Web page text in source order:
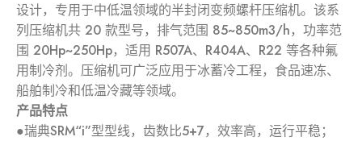
设计，专用于中低温领域的半封闭变频螺杆压缩机。该系
列压缩机共 20 款型号，排气范围 85~850m3/h，功率范
围 20Hp~250Hp，适用 R507A、R404A、R22 等各种氟
用制冷剂。压缩机可广泛应用于冰蓄冷工程，食品速冻、
船舶制冷和低温冷藏等领域。
产品特点
●瑞典SRM“i”型型线，齿数比5+7，效率高，运行平稳；